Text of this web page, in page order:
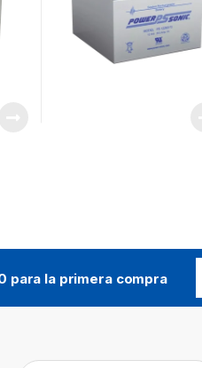
para la primera compra